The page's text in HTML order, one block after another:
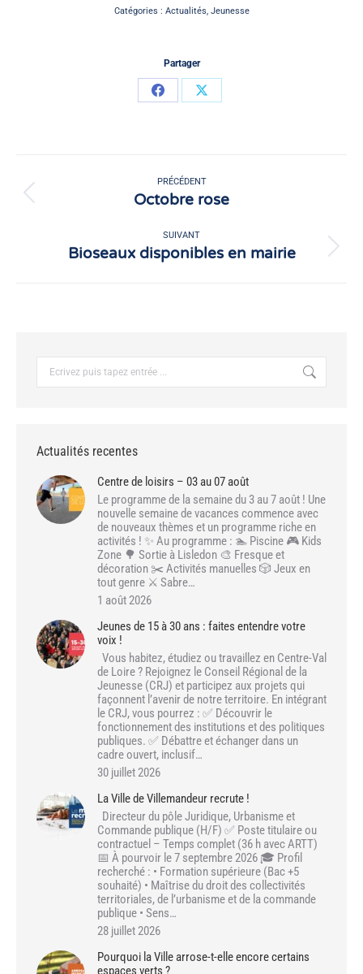
Catégories : Actualités, Jeunesse
Partager
PartagerPartager
article
PRÉCÉDENT
Article
Octobre rose
SUIVANT
Article
Bioseaux disponibles en mairie
Actualités recentes
Centre de loisirs – 03 au 07 août
Le programme de la semaine du 3 au 7 août ! Une
nouvelle semaine de vacances commence avec
de nouveaux thèmes et un programme riche en
activités ! ✨ Au programme : 🏊 Piscine 🎮 Kids
Zone 🌳 Sortie à Lisledon 🎨 Fresque et
décoration ✂️ Activités manuelles 🎲 Jeux en
tout genre ⚔️ Sabre…
1 août 2026
Jeunes de 15 à 30 ans : faites entendre votre
voix !
Vous habitez, étudiez ou travaillez en Centre-Val
de Loire ? Rejoignez le Conseil Régional de la
Jeunesse (CRJ) et participez aux projets qui
façonnent l’avenir de notre territoire. En intégrant
le CRJ, vous pourrez : ✅ Découvrir le
fonctionnement des institutions et des politiques
publiques. ✅ Débattre et échanger dans un
cadre ouvert, inclusif…
30 juillet 2026
La Ville de Villemandeur recrute !
Directeur du pôle Juridique, Urbanisme et
Commande publique (H/F) ✅ Poste titulaire ou
contractuel – Temps complet (36 h avec ARTT)
📅 À pourvoir le 7 septembre 2026 🎓 Profil
recherché : • Formation supérieure (Bac +5
souhaité) • Maîtrise du droit des collectivités
territoriales, de l’urbanisme et de la commande
publique • Sens…
28 juillet 2026
Pourquoi la Ville arrose-t-elle encore certains
espaces verts ?